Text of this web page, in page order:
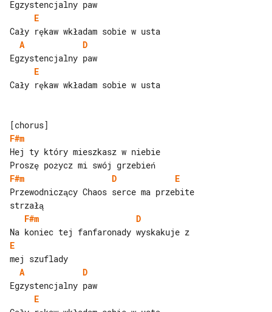
E
A
D
E
Cały rękaw wkładam sobie w usta
F#m
Hej ty który mieszkasz w niebie
F#m
D
E
Przewodniczący Chaos serce ma przebite
F#m
D
E
A
D
E